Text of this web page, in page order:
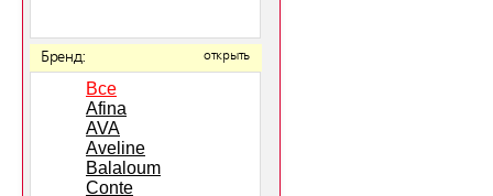
Бренд: открыть
Все
Afina
AVA
Aveline
Balaloum
Conte